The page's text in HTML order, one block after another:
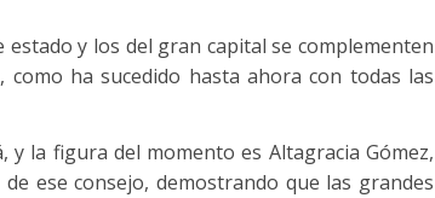
estado y los del gran capital se complementen
ha sucedido hasta ahora con todas las
la figura del momento es Altagracia Gómez,
ese consejo, demostrando que las grandes